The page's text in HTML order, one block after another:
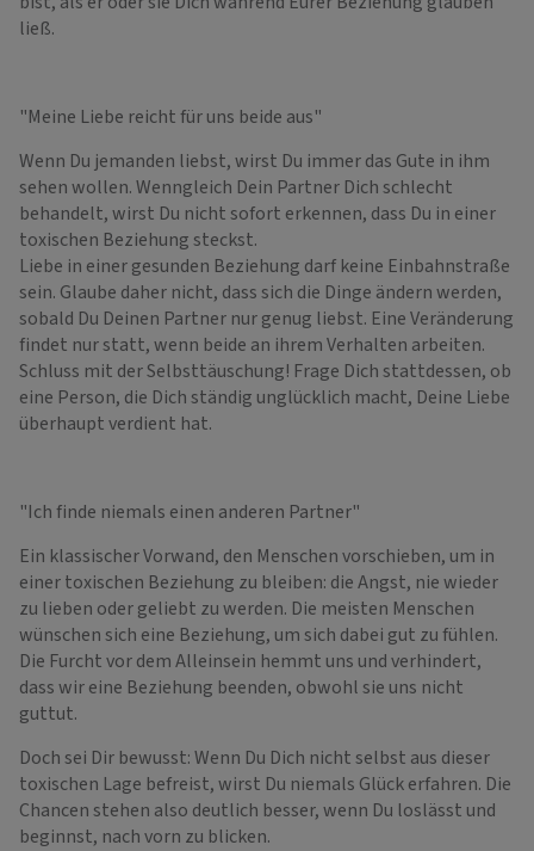
ließ.
"Meine Liebe reicht für uns beide aus"
Wenn Du jemanden liebst, wirst Du immer das Gute in ihm
sehen wollen. Wenngleich Dein Partner Dich schlecht
behandelt, wirst Du nicht sofort erkennen, dass Du in einer
toxischen Beziehung steckst.
Liebe in einer gesunden Beziehung darf keine Einbahnstraße
sein. Glaube daher nicht, dass sich die Dinge ändern werden,
sobald Du Deinen Partner nur genug liebst. Eine Veränderung
findet nur statt, wenn beide an ihrem Verhalten arbeiten.
Schluss mit der Selbsttäuschung! Frage Dich stattdessen, ob
eine Person, die Dich ständig unglücklich macht, Deine Liebe
überhaupt verdient hat.
"Ich finde niemals einen anderen Partner"
Ein klassischer Vorwand, den Menschen vorschieben, um in
einer toxischen Beziehung zu bleiben: die Angst, nie wieder
zu lieben oder geliebt zu werden. Die meisten Menschen
wünschen sich eine Beziehung, um sich dabei gut zu fühlen.
Die Furcht vor dem Alleinsein hemmt uns und verhindert,
dass wir eine Beziehung beenden, obwohl sie uns nicht
guttut.
Doch sei Dir bewusst: Wenn Du Dich nicht selbst aus dieser
toxischen Lage befreist, wirst Du niemals Glück erfahren. Die
Chancen stehen also deutlich besser, wenn Du loslässt und
beginnst, nach vorn zu blicken.